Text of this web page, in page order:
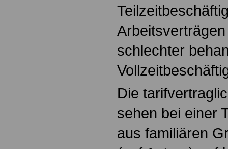
schlechter
Die
sehen bei einer
aus familiären